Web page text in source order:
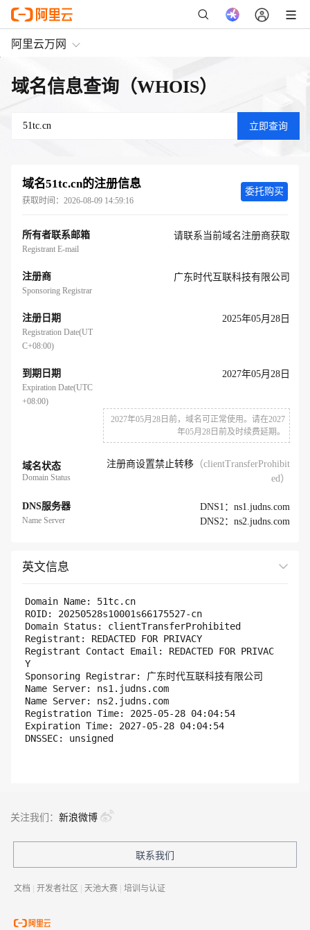
阿里云万网
域名信息查询（WHOIS）
域名51tc.cn的注册信息
获取时间： 2026-08-09 14:59:16
所有者联系邮箱
Registrant E-mail
请联系当前域名注册商获取
委托购买
注册商
Sponsoring Registrar
广东时代互联科技有限公司
注册日期
Registration Date(UT
C+08:00)
2025年05月28日
到期日期
Expiration Date(UTC
+08:00)
2027年05月28日
2027年05月28日前，域名可正常使用。请在2027
年05月28日前及时续费延期。
域名状态
Domain Status
注册商设置禁止转移 （clientTransferProhibit
ed）
DNS服务器
Name Server
DNS1：ns1.judns.com
DNS2：ns2.judns.com
英文信息
Domain Name: 51tc.cn
ROID: 20250528s10001s66175527-cn
Domain Status: clientTransferProhibited
Registrant: REDACTED FOR PRIVACY
Registrant Contact Email: REDACTED FOR PRIVAC
Y
Sponsoring Registrar: 广东时代互联科技有限公司
Name Server: ns1.judns.com
Name Server: ns2.judns.com
Registration Time: 2025-05-28 04:04:54
Expiration Time: 2027-05-28 04:04:54
关注我们： 新浪微博
联系我们
文档 | 开发者社区 | 天池大赛 | 培训与认证